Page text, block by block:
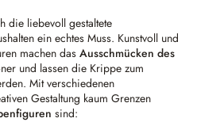
die liebevoll gestaltete
ein echtes Muss. Kunstvoll und
machen das Ausschmücken des
und lassen die Krippe zum
Mit verschiedenen
Gestaltung kaum Grenzen
sind: